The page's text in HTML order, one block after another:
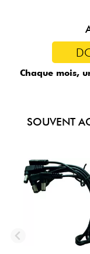
Chaque mois,
SOUVENT